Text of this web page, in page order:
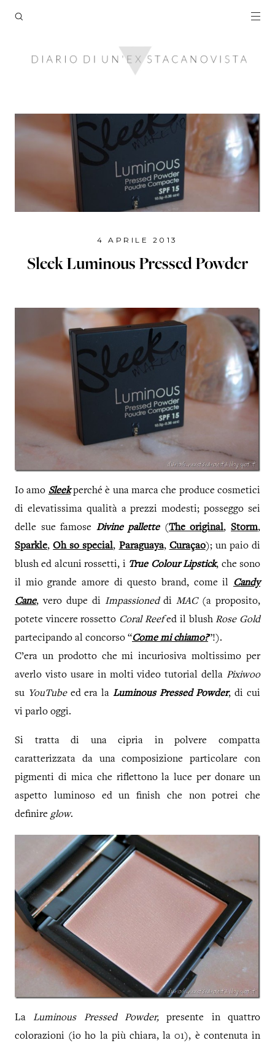
4 APRILE 2013
Sleek Luminous Pressed Powder
Io amo Sleekperché è una marca che produce cosmetici
di elevatissima qualità a prezzi modesti; posseggo sei
delle sue famose Divine pallette (The original,Storm,
Sparkle,Oh so special, Paraguaya, Curaçao); un paio di
blush ed alcuni rossetti, i True Colour Lipstick, che sono
il mio grande amore di questo brand, come il Candy
Cane, vero dupe di ImpassioneddiMAC(a proposito,
potete vincere rossetto Coral Reefed il blushRose Gold
partecipando al concorso “Come mi chiamo?”!).
C’era un prodotto che mi incuriosiva moltissimo per
averlo visto usare in molti video tutorial della Pixiwoo
su YouTubeed era la Luminous Pressed Powder, di cui
vi parlo oggi.
Si tratta di una cipria in polvere compatta
caratterizzata da una composizione particolare con
pigmenti di mica che riflettono la luce per donare un
aspetto luminoso ed un finish che non potrei che
definire glow.
LaLuminous Pressed Powder, presente in quattro
colorazioni (io ho la più chiara, la 01), è contenuta in